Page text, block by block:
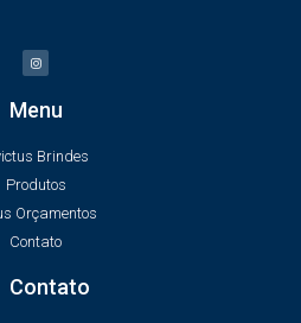
Menu
Brindes
Produtos
Orçamentos
Contato
Contato